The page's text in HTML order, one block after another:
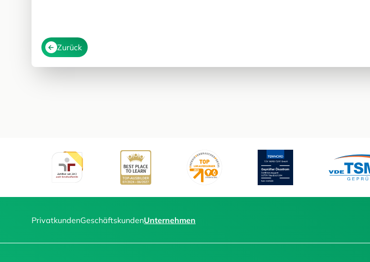
Zurück
PrivatkundenGeschäftskundenUnternehmen